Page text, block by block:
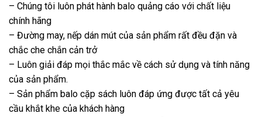
– Chúng tôi luôn phát hành balo quảng cáo với chất liệu
chính hãng
– Đường may, nếp dán mút của sản phẩm rất đều đặn và
chắc che chắn cản trở
– Luôn giải đáp mọi thắc mắc về cách sử dụng và tính năng
của sản phẩm.
– Sản phẩm balo cặp sách luôn đáp ứng được tất cả yêu
cầu khắt khe của khách hàng